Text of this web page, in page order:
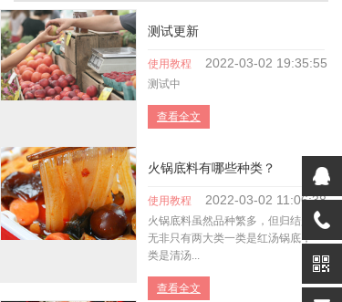
测试更新
使用教程 2022-03-02 19:35:55
测试中
查看全文
火锅底料有哪些种类？
使用教程 2022-03-02 11:06:38
火锅底料虽然品种繁多，但归结起来
无非只有两大类一类是红汤锅底，一
类是清汤...
查看全文